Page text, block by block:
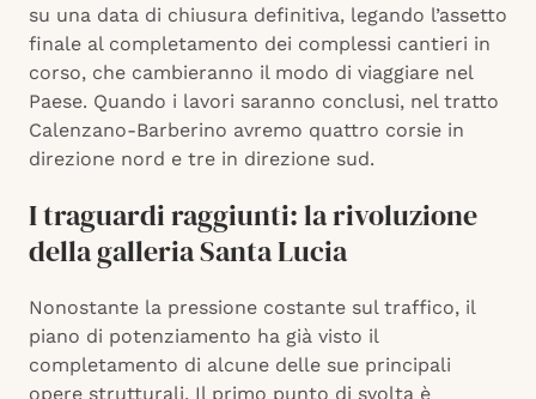
su una data di chiusura definitiva, legando l’assetto
finale al completamento dei complessi cantieri in
corso, che cambieranno il modo di viaggiare nel
Paese. Quando i lavori saranno conclusi, nel tratto
Calenzano-Barberino avremo quattro corsie in
direzione nord e tre in direzione sud.
I traguardi raggiunti: la rivoluzione
della galleria Santa Lucia
Nonostante la pressione costante sul traffico, il
piano di potenziamento ha già visto il
completamento di alcune delle sue principali
opere strutturali. Il primo punto di svolta è